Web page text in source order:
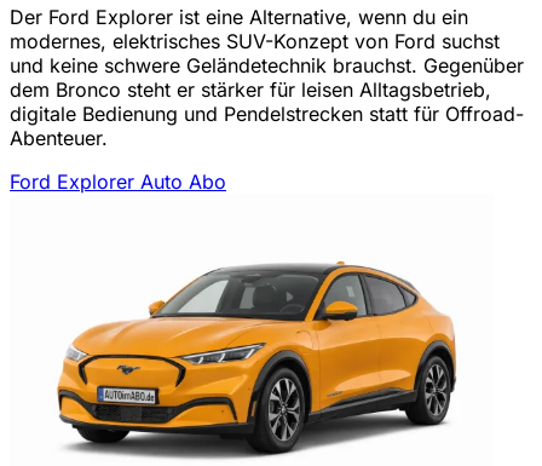
Der Ford Explorer ist eine Alternative, wenn du ein
modernes, elektrisches SUV-Konzept von Ford suchst
und keine schwere Geländetechnik brauchst. Gegenüber
dem Bronco steht er stärker für leisen Alltagsbetrieb,
digitale Bedienung und Pendelstrecken statt für Offroad-
Abenteuer.
Ford Explorer Auto Abo